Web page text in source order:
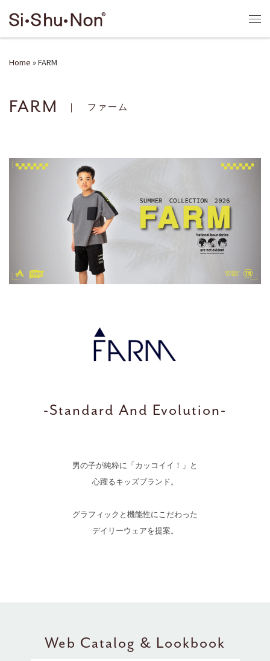
Skip to content
Home »FARM
FARM
-Standard And Evolution-
男の子が純粋に「カッコイイ！」と
心躍るキッズブランド。
グラフィックと機能性にこだわった
デイリーウェアを提案。
Web Catalog & Lookbook